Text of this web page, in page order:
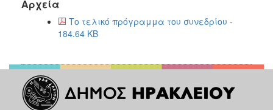
Αρχεία
Το τελικό πρόγραμμα του συνεδρίου -
184.64 KB